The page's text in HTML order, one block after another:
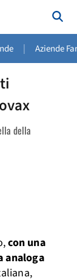
| Aziende
della
con una
analoga